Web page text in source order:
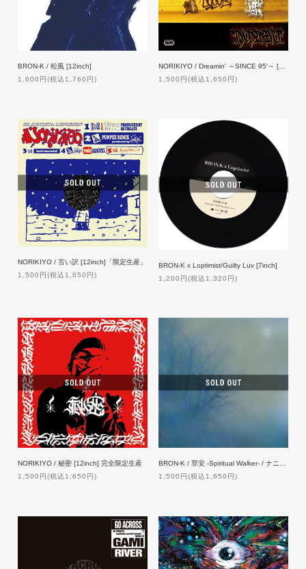
BRON-K / 松風 [12inch]
1,600円(税込1,760円)
1,500円(税込1,650円)
NORIKIYO / 言い訳 [12inch]「限定生産」
1,500円(税込1,650円)
BRON-K x Loptimist/Guilty Luv [7inch]
1,200円(税込1,320円)
NORIKIYO / 秘密 [12inch] 完全限定生産
1,500円(税込1,650円)
1,500円(税込1,650円)